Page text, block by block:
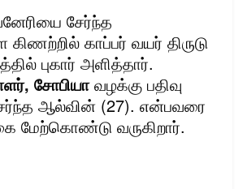
சேர்ந்த
காப்பர் வயர் திருடு
புகார் அளித்தார்.
சோபியாவழக்கு பதிவு
ஆல்வின் (27). என்பவரை
மேற்கொண்டு வருகிறார்.